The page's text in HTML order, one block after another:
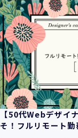
電話番号：03-
平成16年 2月 1日
平成21年 3月23日
平成23年 4月 1日
平成26年 9月10日
平成27年 6月24日
平成28年11月 1日
平成30年 7月 1日
令和6年 5月 1日 改
令和7年 2月17日 改
【50代Webデザイ
そ！フルリモート